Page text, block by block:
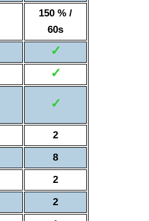
150 % /
60s
✓
✓
✓
2
8
2
2